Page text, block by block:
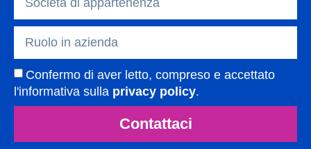
Confermo di aver letto, compreso e accettato
l'informativa sulla privacy policy.
Contattaci